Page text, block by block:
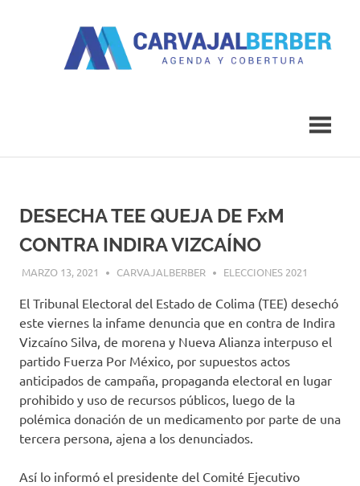
DESECHA TEE QUEJA DE FxM
CONTRA INDIRA VIZCAÍNO
MARZO 13, 2021 CARVAJALBERBER ELECCIONES 2021
El Tribunal Electoral del Estado de Colima (TEE) desechó
este viernes la infame denuncia que en contra de Indira
Vizcaíno Silva, de morena y Nueva Alianza interpuso el
partido Fuerza Por México, por supuestos actos
anticipados de campaña, propaganda electoral en lugar
prohibido y uso de recursos públicos, luego de la
polémica donación de un medicamento por parte de una
tercera persona, ajena a los denunciados.
Así lo informó el presidente del Comité Ejecutivo